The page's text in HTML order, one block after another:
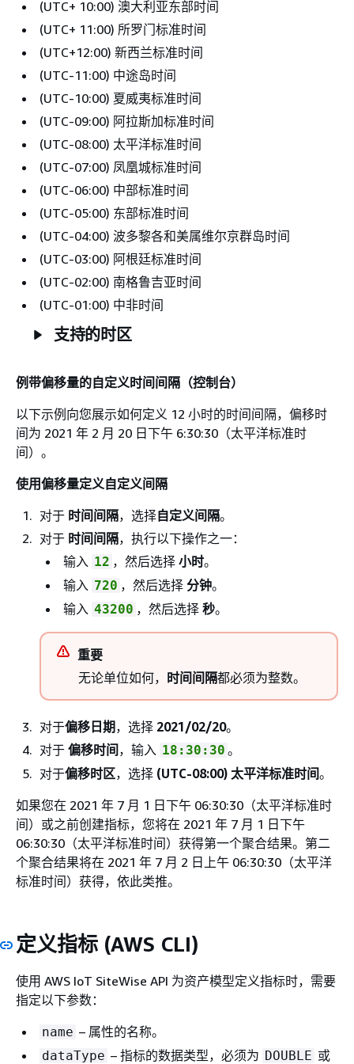
(UTC+ 10:00) 澳大利亚东部时间
(UTC+ 11:00) 所罗门标准时间
(UTC+12:00) 新西兰标准时间
(UTC-11:00) 中途岛时间
(UTC-10:00) 夏威夷标准时间
(UTC-09:00) 阿拉斯加标准时间
(UTC-08:00) 太平洋标准时间
(UTC-07:00) 凤凰城标准时间
(UTC-06:00) 中部标准时间
(UTC-05:00) 东部标准时间
(UTC-04:00) 波多黎各和美属维尔京群岛时间
(UTC-03:00) 阿根廷标准时间
(UTC-02:00) 南格鲁吉亚时间
(UTC-01:00) 中非时间
支持的时区
例带偏移量的自定义时间间隔（控制台）
以下示例向您展示如何定义 12 小时的时间间隔，偏移时
间为 2021 年 2 月 20 日下午 6:30:30（太平洋标准时
间）。
使用偏移量定义自定义间隔
对于 时间间隔，选择自定义间隔。
对于 时间间隔，执行以下操作之一：
输入 12 ，然后选择 小时。
输入 720 ，然后选择 分钟。
输入 43200 ，然后选择 秒。
重要
无论单位如何， 时间间隔都必须为整数。
对于偏移日期，选择 2021/02/20。
对于 偏移时间，输入 18:30:30 。
对于偏移时区，选择 (UTC-08:00) 太平洋标准时间。
如果您在 2021 年 7 月 1 日下午 06:30:30（太平洋标准时
间）或之前创建指标，您将在 2021 年 7 月 1 日下午
06:30:30（太平洋标准时间）获得第一个聚合结果。第二
个聚合结果将在 2021 年 7 月 2 日上午 06:30:30（太平洋
标准时间）获得，依此类推。
定义指标 (AWS CLI)
使用 AWS IoT SiteWise API 为资产模型定义指标时，需要
指定以下参数：
name – 属性的名称。
dataType – 指标的数据类型，必须为 DOUBLE 或